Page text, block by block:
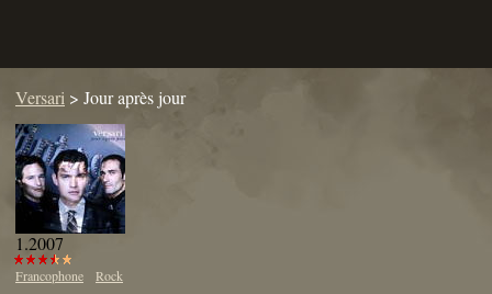
Versari > Jour après jour
1.2007
Francophone Rock